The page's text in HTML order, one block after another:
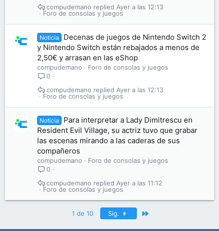
Foro de consolas y juegos
Ayer a las 12:13
compudemano
Noticia
Decenas de juegos de Nintendo Switch 2
y Nintendo Switch están rebajados a menos de
2,50€ y arrasan en las eShop
compudemano
Foro de consolas y juegos
0
Foro de consolas y juegos
Ayer a las 12:13
compudemano
Noticia
Para interpretar a Lady Dimitrescu en
Resident Evil Village, su actriz tuvo que grabar
las escenas mirando a las caderas de sus
compañeros
compudemano
Foro de consolas y juegos
0
Foro de consolas y juegos
Ayer a las 11:12
compudemano
1 de 10 Sig.